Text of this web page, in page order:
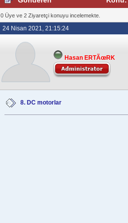
0 Üye ve 2 Ziyaretçi konuyu incelemekte.
24 Nisan 2021, 21:15:24
Hasan ERTÃœRK
8. DC motorlar